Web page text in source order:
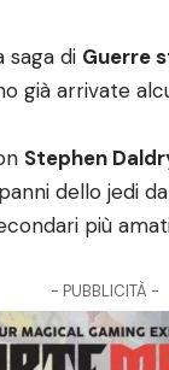
saga di Guerre
già arrivate
Stephen
dello jedi
più
- PUBBLICITÀ -